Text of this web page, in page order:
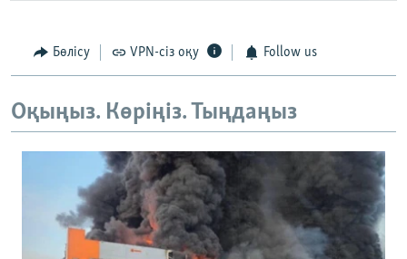
Бөлісу VPN-сіз оқу Follow us
Оқыңыз. Көріңіз. Тыңдаңыз